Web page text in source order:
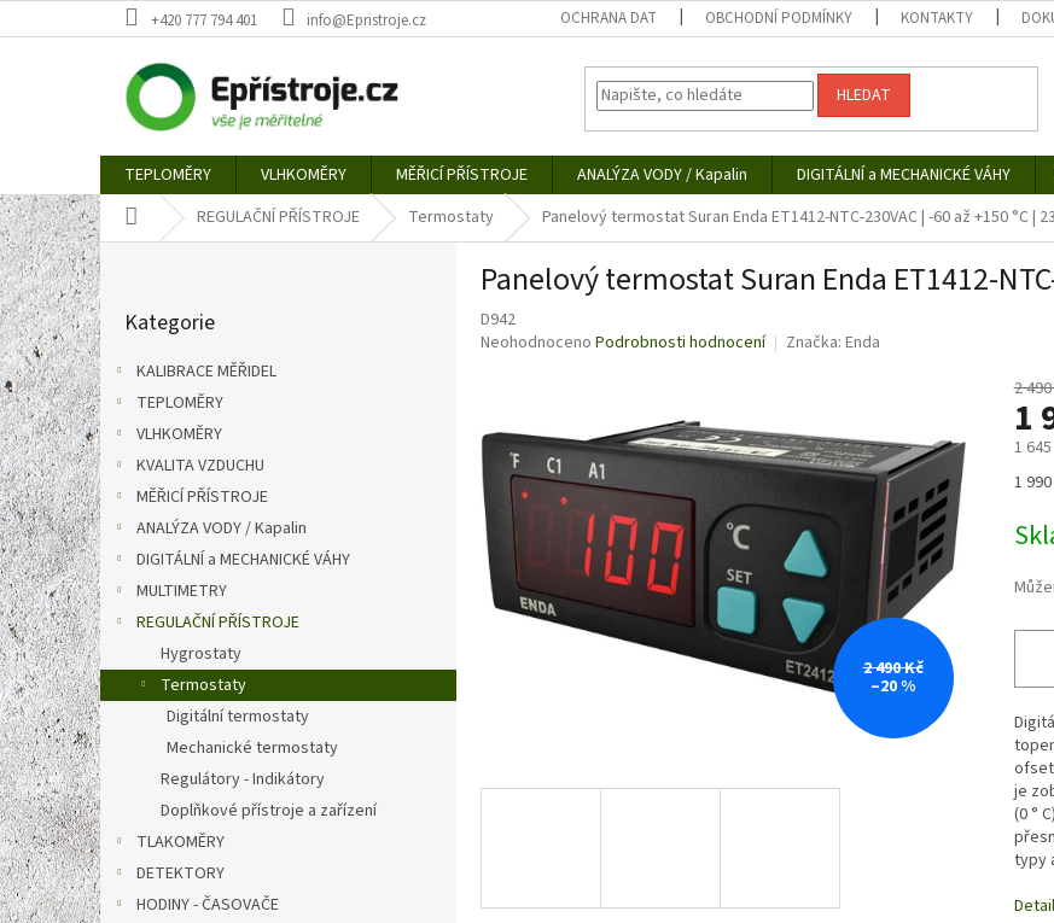
na
+420 777 794 401 info@Epristroje.cz OCHRANA DAT OBCHODNÍ PODMÍNKY KONTAKTY
HLEDAT
TEPLOMĚRY VLHKOMĚRY MĚŘICÍ PŘÍSTROJE ANALÝZA VODY / Kapalin DIGITÁLNÍ a MECHANICKÉ VÁHY
Domů REGULAČNÍ PŘÍSTROJE Termostaty Panelový termostat Suran Enda ET1412-NTC-230VAC | -60 až +150 °C |
P
o
s
t
r
a
n
n
í
p
a
n
e
l
kategorie
Kategorie
KALIBRACE MĚŘIDEL
TEPLOMĚRY
VLHKOMĚRY
KVALITA VZDUCHU
MĚŘICÍ PŘÍSTROJE
ANALÝZA VODY / Kapalin
DIGITÁLNÍ a MECHANICKÉ VÁHY
MULTIMETRY
REGULAČNÍ PŘÍSTROJE
Hygrostaty
Termostaty
Digitální termostaty
Mechanické termostaty
Regulátory - Indikátory
Doplňkové přístroje a zařízení
TLAKOMĚRY
DETEKTORY
HODINY - ČASOVAČE
Panelový termostat Suran Enda ET1412-
D942
Průměrné
0,0
z
5
hvězdiček.
Neohodnoceno Podrobnosti hodnocení Značka: Enda
2 490 Kč
–20 %
2
1
1
1
je
(0 °
typy